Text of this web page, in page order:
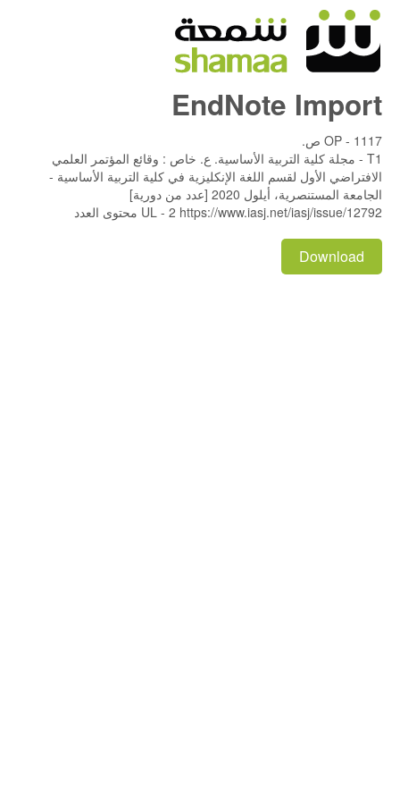
EndNote Import
OP - 1117 ص.
T1 - مجلة كلية التربية الأساسية. ع. خاص : وقائع المؤتمر العلمي
الافتراضي الأول لقسم اللغة الإنكليزية في كلية التربية الأساسية -
الجامعة المستنصرية، أيلول 2020 [عدد من دورية]
UL - 2 https://www.iasj.net/iasj/issue/12792 محتوى العدد
Download